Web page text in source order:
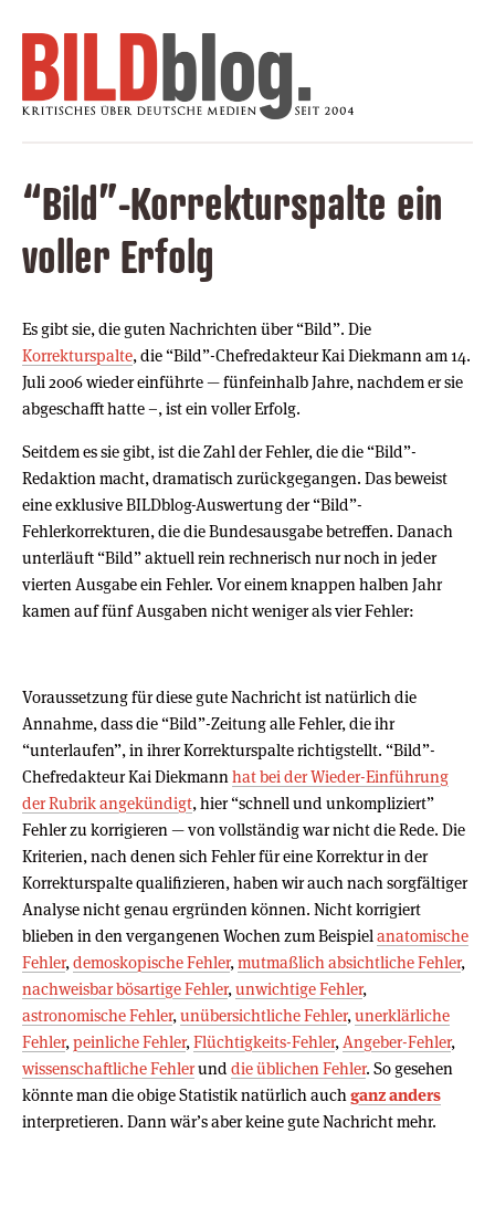
“Bild”-Korrekturspalte ein
voller Erfolg
Es gibt sie, die guten Nachrichten über “Bild”. Die
Korrekturspalte, die “Bild”-Chefredakteur Kai Diekmann am 14.
Juli 2006 wieder einführte — fünfeinhalb Jahre, nachdem er sie
abgeschafft hatte –, ist ein voller Erfolg.
Seitdem es sie gibt, ist die Zahl der Fehler, die die “Bild”-
Redaktion macht, dramatisch zurückgegangen. Das beweist
eine exklusive BILDblog-Auswertung der “Bild”-
Fehlerkorrekturen, die die Bundesausgabe betreffen. Danach
unterläuft “Bild” aktuell rein rechnerisch nur noch in jeder
vierten Ausgabe ein Fehler. Vor einem knappen halben Jahr
kamen auf fünf Ausgaben nicht weniger als vier Fehler:
Voraussetzung für diese gute Nachricht ist natürlich die
Annahme, dass die “Bild”-Zeitung alle Fehler, die ihr
“unterlaufen”, in ihrer Korrekturspalte richtigstellt. “Bild”-
Chefredakteur Kai Diekmann hat bei der Wieder-Einführung
der Rubrik angekündigt, hier “schnell und unkompliziert”
Fehler zu korrigieren — von vollständig war nicht die Rede. Die
Kriterien, nach denen sich Fehler für eine Korrektur in der
Korrekturspalte qualifizieren, haben wir auch nach sorgfältiger
Analyse nicht genau ergründen können. Nicht korrigiert
blieben in den vergangenen Wochen zum Beispiel anatomische
Fehler, demoskopische Fehler, mutmaßlich absichtliche Fehler,
nachweisbar bösartige Fehler, unwichtige Fehler,
astronomische Fehler, unübersichtliche Fehler, unerklärliche
Fehler, peinliche Fehler, Flüchtigkeits-Fehler, Angeber-Fehler,
wissenschaftliche Fehlerund die üblichen Fehler. So gesehen
könnte man die obige Statistik natürlich auch ganz anders
interpretieren. Dann wär’s aber keine gute Nachricht mehr.